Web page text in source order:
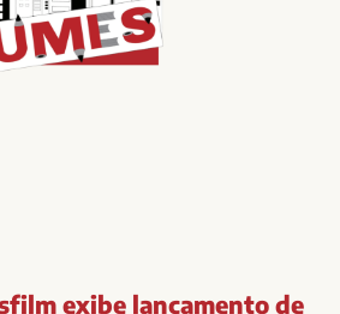
exibe lançamento de